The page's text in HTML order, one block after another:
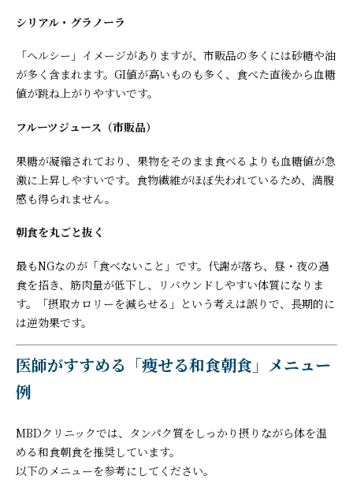
シリアル・グラノーラ
「ヘルシー」イメージがありますが、市販品の多くには砂糖や油
が多く含まれます。GI値が高いものも多く、食べた直後から血糖
値が跳ね上がりやすいです。
フルーツジュース（市販品）
果糖が凝縮されており、果物をそのまま食べるよりも血糖値が急
激に上昇しやすいです。食物繊維がほぼ失われているため、満腹
感も得られません。
朝食を丸ごと抜く
最もNGなのが「食べないこと」です。代謝が落ち、昼・夜の過
食を招き、筋肉量が低下し、リバウンドしやすい体質になりま
す。「摂取カロリーを減らせる」という考えは誤りで、長期的に
は逆効果です。
医師がすすめる「痩せる和食朝食」メニュー
例
MBDクリニックでは、タンパク質をしっかり摂りながら体を温
める和食朝食を推奨しています。
以下のメニューを参考にしてください。